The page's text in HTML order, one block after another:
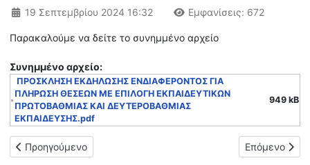
Λεπτομέρειες
19 Σεπτεμβρίου 2024 16:32 Εμφανίσεις: 672
Παρακαλούμε να δείτε το συνημμένο αρχείο
Συνημμένo αρχείο:
ΠΡΟΣΚΛΗΣΗ ΕΚΔΗΛΩΣΗΣ ΕΝΔΙΑΦΕΡΟΝΤΟΣ ΓΙΑ
ΠΛΗΡΩΣΗ ΘΕΣΕΩΝ ΜΕ ΕΠΙΛΟΓΗ ΕΚΠΑΙΔΕΥΤΙΚΩΝ
ΠΡΩΤΟΒΑΘΜΙΑΣ ΚΑΙ ΔΕΥΤΕΡΟΒΑΘΜΙΑΣ
ΕΚΠΑΙΔΕΥΣΗΣ.pdf
949 kB
Προηγούμενο άρθρο: Πρόσκληση εκδήλωσης ενδιαφέροντος
Προηγούμενο Επόμενο
Επόμενο